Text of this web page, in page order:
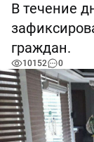
В течение
граждан.
10152 0